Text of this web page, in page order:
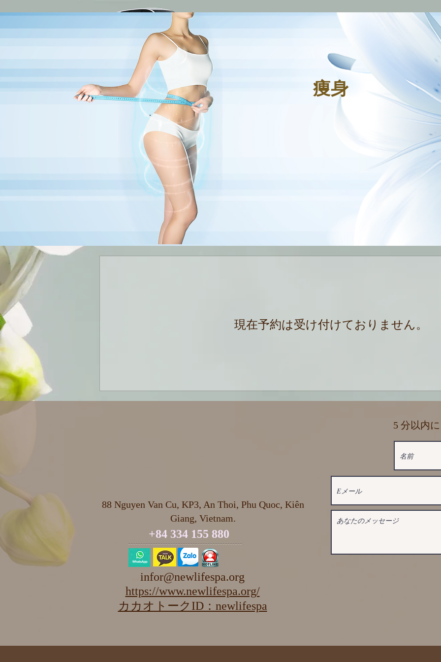
痩身
現在予約は受け付けておりません。
88 Nguyen Van Cu, KP3, An Thoi, Phu Quoc, Kiên
Giang, Vietnam.
+84 334 155 880
infor@newlifespa.org
https://www.newlifespa.org/
カカオトークID：newlifespa
5 分以内